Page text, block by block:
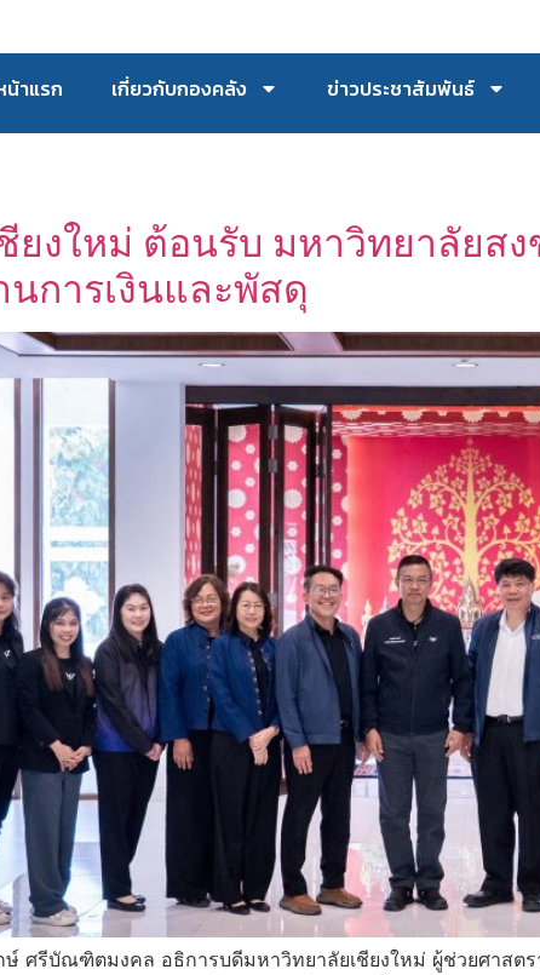
น้าแรก เกี่ยวกับกองคลัง ข่าวประชาสัมพันธ์
ยงใหม่ ต้อนรับ มหาวิทยาลัยส
นการเงินและพัสดุ
ษ์ ศรีบัณฑิตมงคล อธิการบดีมหาวิทยาลัยเชียงใหม่ ผู้ช่วยศาส